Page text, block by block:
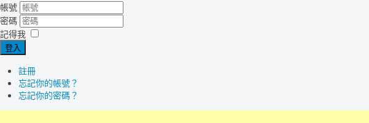
帳號
密碼
記得我
登入
註冊
忘記你的帳號？
忘記你的密碼？